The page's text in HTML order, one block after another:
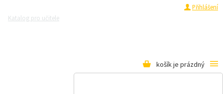
Přihlášení
Katalog pro učitele
košík je prázdný